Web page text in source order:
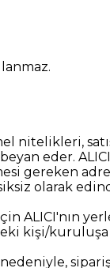
nitelikleri,
eder.
gereken
olarak
ALICI'nın
kişi/
nedeniyle,